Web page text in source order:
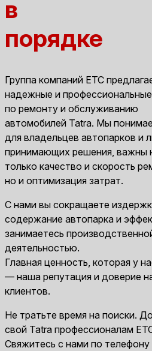
в
порядке
Группа компаний ЕТС
надежные и профессиональные
по ремонту и обслуживанию
автомобилей Tatra. Мы
для владельцев автопарков и
принимающих решения, важны
только качество и скорость
но и оптимизация затрат.
С нами вы сокращаете
содержание автопарка и
занимаетесь
деятельностью.
Главная ценность, которая у
— наша репутация и доверие
клиентов.
Не тратьте время на поиски.
свой Tatra профессионалам
Свяжитесь с нами по телефону